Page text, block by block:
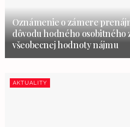
Oznámenie o zámere
dôvodu hodného osobitného
všeobecnej hodnoty nájmu
AKTUALITY